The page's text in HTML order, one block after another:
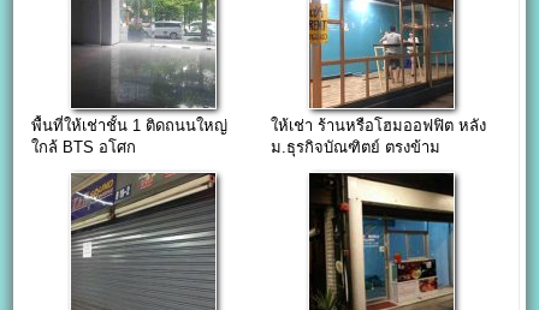
พื้นที่ให้เช่าชั้น 1 ติดถนนใหญ่
ใกล้ BTS อโศก
ให้เช่า ร้านหรือโฮมออฟฟิต หลัง
ม.ธุรกิจบัณฑิตย์ ตรงข้าม